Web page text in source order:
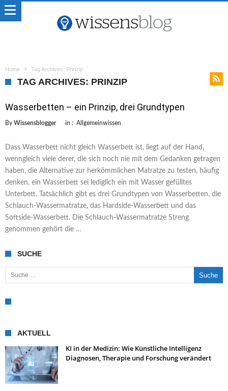
Home Tag Archives: Prinzip
TAG ARCHIVES: PRINZIP
Wasserbetten – ein Prinzip, drei Grundtypen
By Wissensblogger in : Allgemeinwissen
Dass Wasserbett nicht gleich Wasserbett ist, liegt auf der Hand,
wenngleich viele derer, die sich noch nie mit dem Gedanken getragen
haben, die Alternative zur herkömmlichen Matratze zu testen, häufig
denken, ein Wasserbett sei lediglich ein mit Wasser gefülltes
Unterbett. Tatsächlich gibt es drei Grundtypen von Wasserbetten, die
Schlauch-Wassermatratze, das Hardside-Wasserbett und das
Softside-Wasserbett. Die Schlauch-Wassermatratze Streng
genommen gehört die …
SUCHE
Suche nach:
AKTUELL
KI in der Medizin: Wie Künstliche Intelligenz
Diagnosen, Therapie und Forschung verändert